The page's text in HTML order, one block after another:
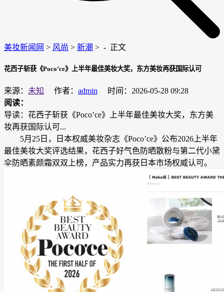
美妆新闻网 > 风尚 > 新潮 > - 正文
花西子斩获《Poco’ce》上半年最佳美妆大奖，东方美妆再获国际认可
来源： 未知 作者： admin
时间：2026-05-28 09:28
阅读：
导读：花西子斩获《Poco’ce》上半年最佳美妆大奖，东方美
妆再获国际认可...
5月25日，日本权威美妆杂志《Poco’ce》公布2026上半年
最佳美妆大奖评选结果，花西子好气色防晒散粉与第二代小黛
伞防晒素颜霜双双上榜，产品实力再获日本市场权威认可。